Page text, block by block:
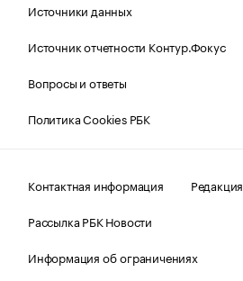
Источники данных
Источник отчетности Контур.Фокус
Вопросы и ответы
Политика Cookies РБК
Контактная информация
Редакция
Рассылка РБК Новости
Информация об ограничениях